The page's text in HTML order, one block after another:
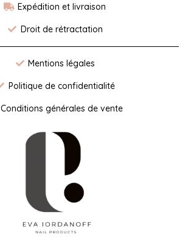
Expédition et livraison
Droit de rétractation
Mentions légales
Politique de confidentialité
Conditions générales de vente